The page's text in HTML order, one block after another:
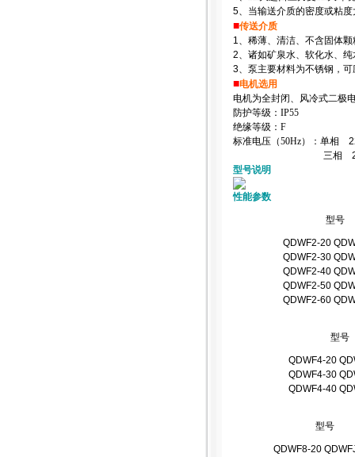
5、当输送介质的密度或粘
■传送介质
1、稀薄、清洁、不含固体
2、诸如矿泉水、软化水、
3、泵主要材料为不锈钢，
■电机选用
电机为全封闭、风冷式二极
防护等级：IP55
绝缘等级：F
标准电压（50Hz）：单相
三相
型号说明
性能参数
型号
QDWF2-20
QDWF2-30
QDWF2-40
QDWF2-50
QDWF2-60
型号
QDWF4-20
QDWF4-30
QDWF4-40
型号
QDWF8-20